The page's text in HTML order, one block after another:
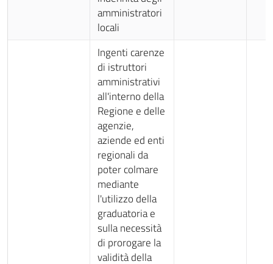
amministratori
locali
Ingenti carenze
di istruttori
amministrativi
all'interno della
Regione e delle
agenzie,
aziende ed enti
regionali da
poter colmare
mediante
l'utilizzo della
graduatoria e
sulla necessità
di prorogare la
validità della